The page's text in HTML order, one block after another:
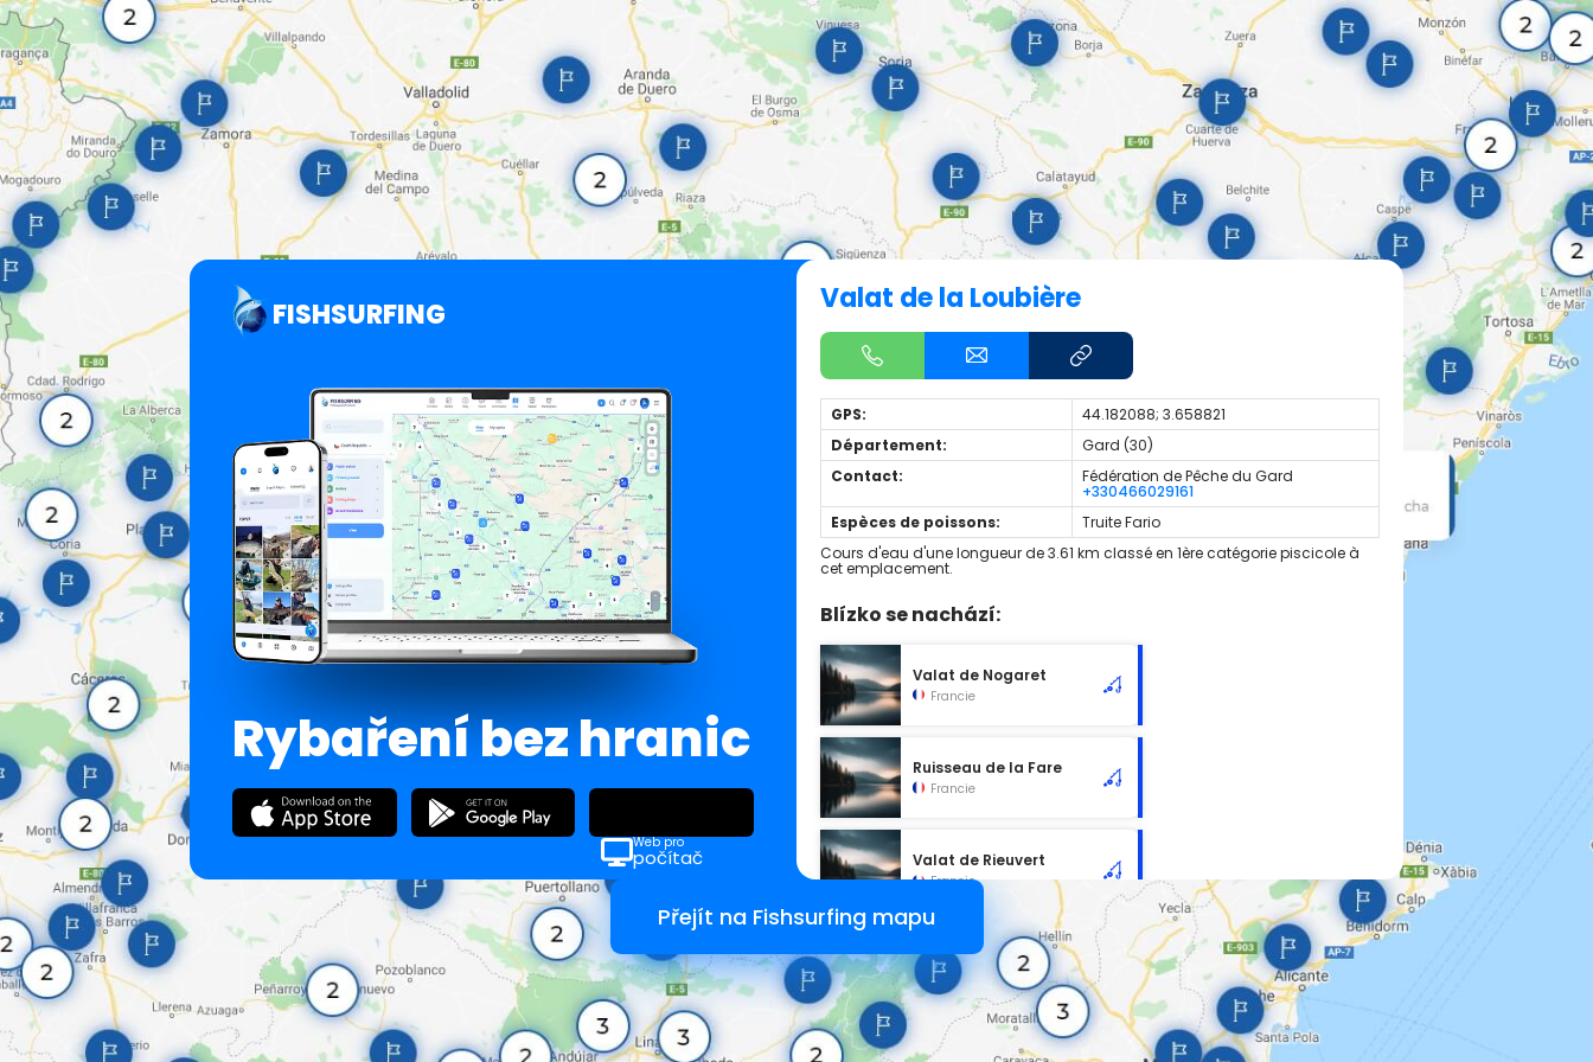
FISHSURFING
Rybaření bez hranic
Web pro
počítač
Valat de la Loubière
GPS:
44.182088; 3.658821
Département:
Gard (30)
Contact:
Fédération de Pêche du Gard
+330466029161
Espèces de poissons:
Truite Fario
Cours d'eau d'une longueur de 3.61 km classé en 1ère catégorie piscicole à
cet emplacement.
Blízko se nachází:
Valat de Nogaret
Francie
Ruisseau de la Fare
Francie
Valat de Rieuvert
Francie
Přejít na Fishsurfing mapu